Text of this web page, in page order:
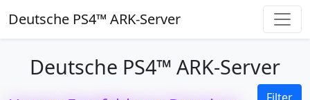
Deutsche PS4™ ARK-Server
Deutsche PS4™ ARK-Server